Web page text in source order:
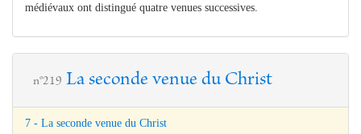
médiévaux ont distingué quatre venues successives.
n°219 La seconde venue du Christ
7 - La seconde venue du Christ